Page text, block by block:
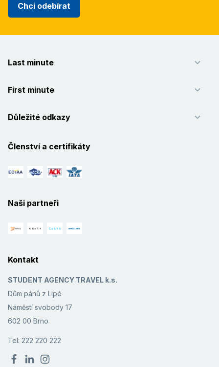
Chci odebírat
Last minute
First minute
Důležité odkazy
Členství a certifikáty
Naši partneři
Kontakt
STUDENT AGENCY TRAVEL k.s.
Dům pánů z Lipé
Náměstí svobody 17
602 00 Brno
Tel: 222 220 222